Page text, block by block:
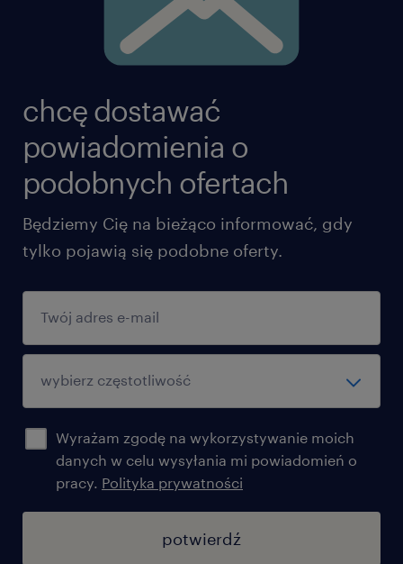
chcę dostawać
powiadomienia o
podobnych ofertach
Będziemy Cię na bieżąco informować, gdy
tylko pojawią się podobne oferty.
Wyrażam zgodę na wykorzystywanie moich
danych w celu wysyłania mi powiadomień o
pracy. Polityka prywatności
potwierdź